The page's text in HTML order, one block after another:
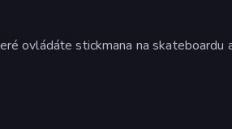
ovládáte stickmana na skateboardu